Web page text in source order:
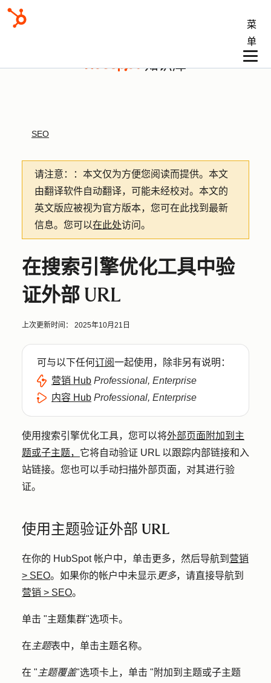
菜
单
知识库
SEO
请注意： ：本文仅为方便您阅读而提供。 本文
由翻译软件自动翻译，可能未经校对。本文的
英文版应被视为官方版本，您可在此找到最新
信息。您可以在此处访问。
在搜索引擎优化工具中验
证外部 URL
上次更新时间： 2025年10月21日
可与以下任何订阅一起使用，除非另有说明：
营销 Hub Professional, Enterprise
内容 Hub Professional, Enterprise
使用搜索引擎优化工具，您可以将外部页面附加到主
题或子主题， 它将自动验证 URL 以跟踪内部链接和入
站链接。您也可以手动扫描外部页面，对其进行验
证。
使用主题验证外部 URL
在你的 HubSpot 帐户中，单击更多，然后导航到 营销
> SEO。如果你的帐户中未显示 更多，请直接导航到
营销 > SEO。
单击 "主题集群"选项卡。
在 主题表中，单击主题名称。
在 " 主题覆盖"选项卡上，单击 " 附加到 主题或子主题